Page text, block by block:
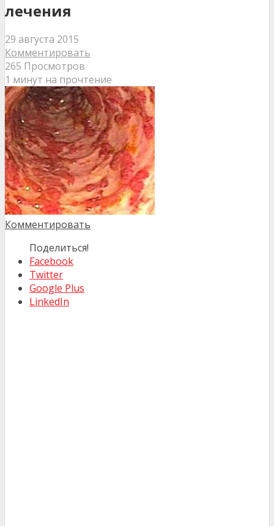
лечения
29 августа 2015
Комментировать
265 Просмотров
1 минут на прочтение
Комментировать
Поделиться!
Facebook
Twitter
Google Plus
LinkedIn